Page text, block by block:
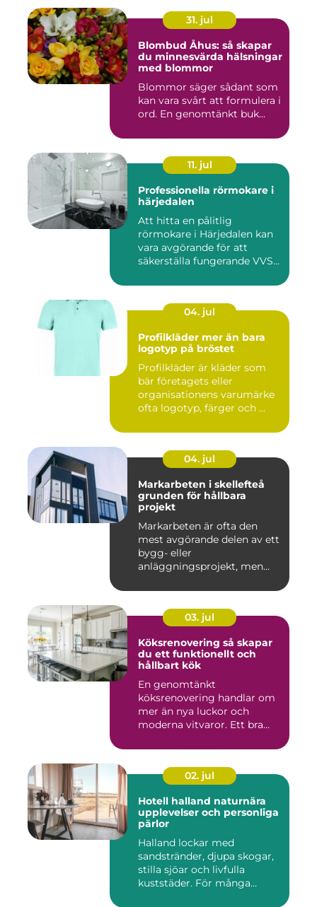
31. jul
Blombud Åhus: så skapar
du minnesvärda hälsningar
med blommor
Blommor säger sådant som
kan vara svårt att formulera i
ord. En genomtänkt buk...
11. jul
Professionella rörmokare i
härjedalen
Att hitta en pålitlig
rörmokare i Härjedalen kan
vara avgörande för att
säkerställa fungerande VVS-
04. jul
Profilkläder mer än bara
logotyp på bröstet
Profilkläder är kläder som
bär företagets eller
organisationens varumärke
ofta logotyp, färger och ...
04. jul
Markarbeten i skellefteå
grunden för hållbara
projekt
Markarbeten är ofta den
mest avgörande delen av ett
bygg- eller
anläggningsprojekt, men
03. jul
Köksrenovering så skapar
du ett funktionellt och
hållbart kök
En genomtänkt
köksrenovering handlar om
mer än nya luckor och
moderna vitvaror. Ett bra
02. jul
Hotell halland naturnära
upplevelser och personliga
pärlor
Halland lockar med
sandstränder, djupa skogar,
stilla sjöar och livfulla
kuststäder. För många